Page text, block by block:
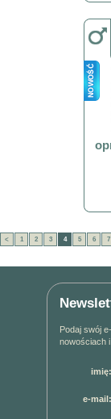
< 1 2 3 4 5 6 7
Podaj swój
nowościach
imię:
e-mail: